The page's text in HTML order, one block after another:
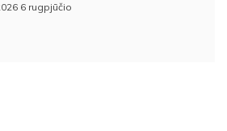
6 rugpjūčio